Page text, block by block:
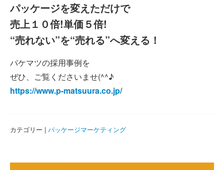
パッケージを変えただけで
売上１０倍!単価５倍!
“売れない”を“売れる”へ変える！
パケマツの採用事例を
ぜひ、ご覧くださいませ(^^♪
https://www.p-matsuura.co.jp/
カテゴリー | パッケージマーケティング